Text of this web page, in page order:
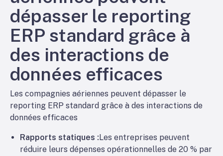
dépasser le reporting
ERP standard grâce à
des interactions de
données efficaces
Les compagnies aériennes peuvent dépasser le
reporting ERP standard grâce à des interactions de
données efficaces
Rapports statiques : Les entreprises peuvent
réduire leurs dépenses opérationnelles de 20 % par